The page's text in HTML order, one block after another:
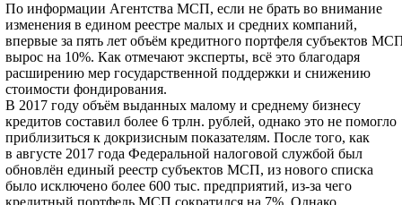
По информации Агентства МСП, если не брать во внимание
изменения в едином реестре малых и средних компаний,
впервые за пять лет объём кредитного портфеля субъектов
вырос на 10%. Как отмечают эксперты, всё это благодаря
расширению мер государственной поддержки и снижению
стоимости фондирования.
В 2017 году объём выданных малому и среднему бизнесу
кредитов составил более 6 трлн. рублей, однако это не помогло
приблизиться к докризисным показателям. После того, как
в августе 2017 года Федеральной налоговой службой был
обновлён единый реестр субъектов МСП, из нового списка
было исключено более 600 тыс. предприятий, из-за чего
кредитный портфель МСП сократился на 7%. Однако,